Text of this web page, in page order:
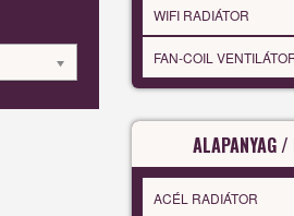
WIFI RADIÁTOR
FAN-COIL
ALAPANYAG /
ACÉL RADIÁTOR